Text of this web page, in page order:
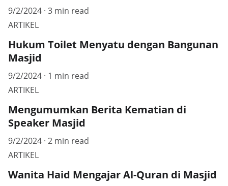
9/2/2024 3 min read
ARTIKEL
Hukum Toilet Menyatu dengan Bangunan
Masjid
9/2/2024 1 min read
ARTIKEL
Mengumumkan Berita Kematian di
Speaker Masjid
9/2/2024 2 min read
ARTIKEL
Wanita Haid Mengajar Al-Quran di Masjid